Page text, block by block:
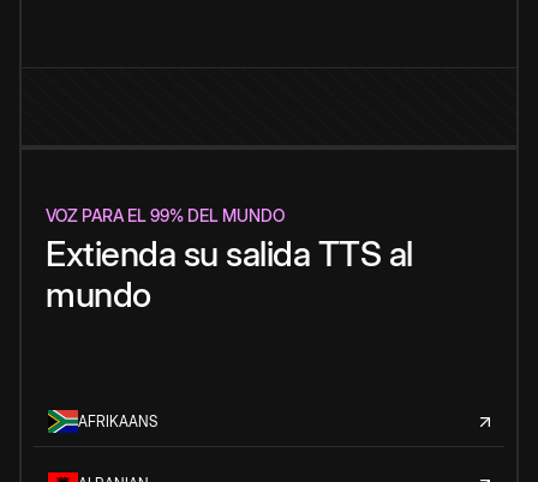
VOZ PARA EL 99% DEL MUNDO
Extienda su salida TTS al
mundo
AFRIKAANS